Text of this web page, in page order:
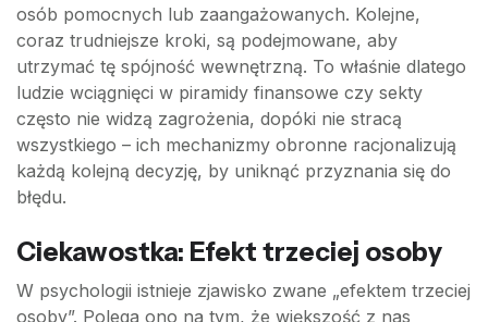
osób pomocnych lub zaangażowanych. Kolejne,
coraz trudniejsze kroki, są podejmowane, aby
utrzymać tę spójność wewnętrzną. To właśnie dlatego
ludzie wciągnięci w piramidy finansowe czy sekty
często nie widzą zagrożenia, dopóki nie stracą
wszystkiego – ich mechanizmy obronne racjonalizują
każdą kolejną decyzję, by uniknąć przyznania się do
błędu.
Ciekawostka: Efekt trzeciej osoby
W psychologii istnieje zjawisko zwane „efektem trzeciej
osoby”. Polega ono na tym, że większość z nas